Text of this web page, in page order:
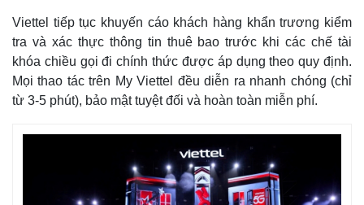
Viettel tiếp tục khuyến cáo khách hàng khẩn trương kiểm
tra và xác thực thông tin thuê bao trước khi các chế tài
khóa chiều gọi đi chính thức được áp dụng theo quy định.
Mọi thao tác trên My Viettel đều diễn ra nhanh chóng (chỉ
từ 3-5 phút), bảo mật tuyệt đối và hoàn toàn miễn phí.